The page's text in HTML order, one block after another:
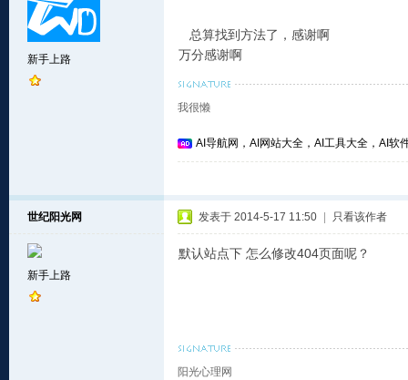
新手上路
总算找到方法了，感谢啊
万分感谢啊
我很懒
AI导航网，AI网站大全，AI工具大全，AI软
世纪阳光网
新手上路
发表于 2014-5-17 11:50 只看该作者
默认站点下 怎么修改404页面呢？
阳光心理网